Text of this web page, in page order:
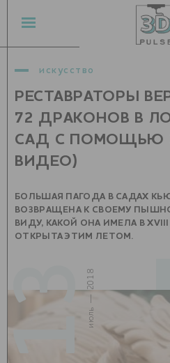
искусство
РЕСТАВРАТОРЫ
72 ДРАКОНОВ В
САД С ПОМОЩЬЮ
ВИДЕО)
БОЛЬШАЯ ПАГОДА В САДАХ
ВОЗВРАЩЕНА К СВОЕМУ
ВИДУ, КАКОЙ ОНА ИМЕЛА В
ОТКРЫТА ЭТИМ ЛЕТОМ.
13
июль — 2018